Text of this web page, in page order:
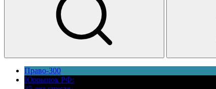
Право-300
Юррынок РФ: